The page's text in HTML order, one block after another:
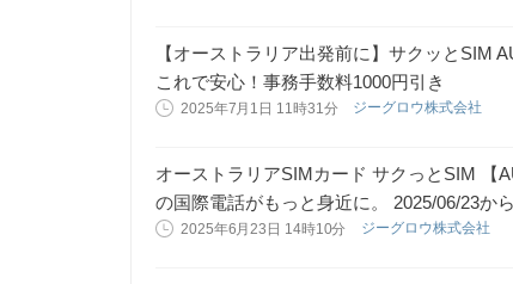
【オーストラリア出発前に】サクッとSIM
これで安心！事務手数料1000円引き
2025年7月1日 11時31分 ジーグロウ株式会社
オーストラリアSIMカード サクっとSIM 【
の国際電話がもっと身近に。 2025/06/23から
2025年6月23日 14時10分 ジーグロウ株式会社